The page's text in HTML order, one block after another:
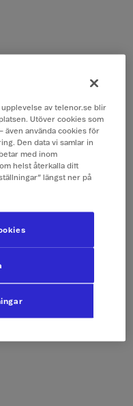
av telenor.se blir
Utöver cookies som
även använda cookies för
Den data vi samlar in
med inom
helst återkalla ditt
längst ner på